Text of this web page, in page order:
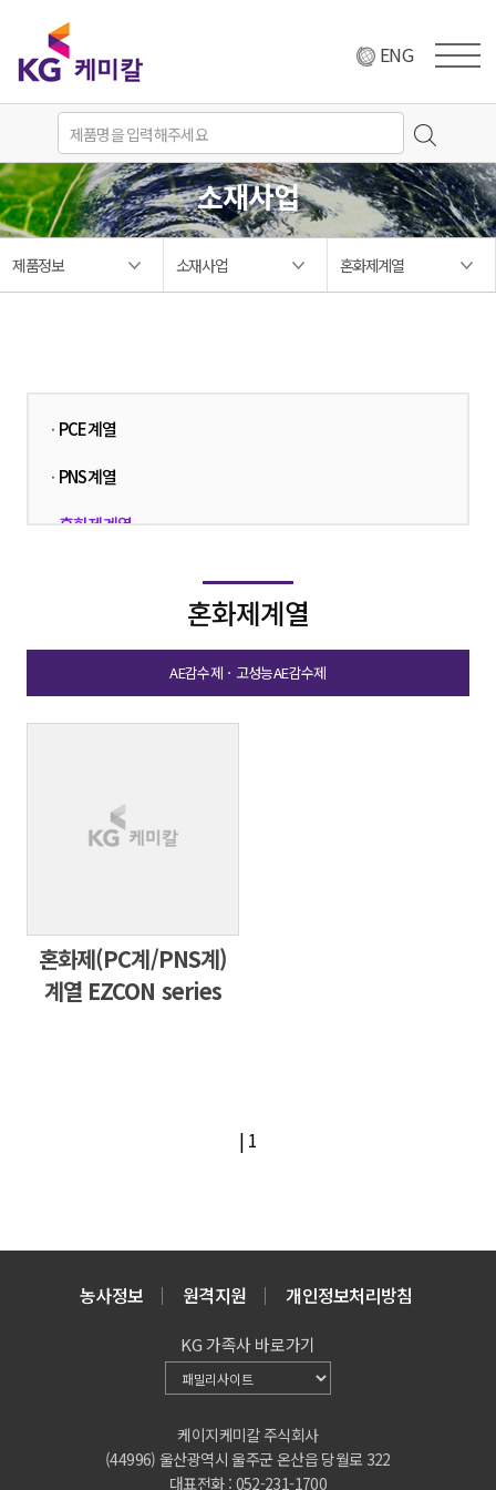
ENG
소재사업
제품정보 소재사업 혼화제계열
· PCE계열
· PNS계열
혼화제계열
혼화제계열
AE감수제ㆍ고성능AE감수제
혼화제(PC계/PNS계)
계열 EZCON series
| 1
농사정보 원격지원 개인정보처리방침
케이지케미칼 주식회사
(44996) 울산광역시 울주군 온산읍 당월로 322
대표전화 : 052-231-1700
KG 가족사 바로가기